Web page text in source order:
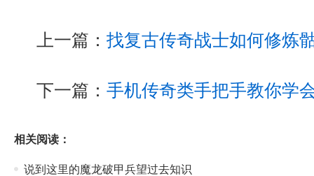
上一篇： 找复古传奇战士如何修炼
下一篇： 手机传奇类手把手教你学
相关阅读：
说到这里的魔龙破甲兵望过去知识